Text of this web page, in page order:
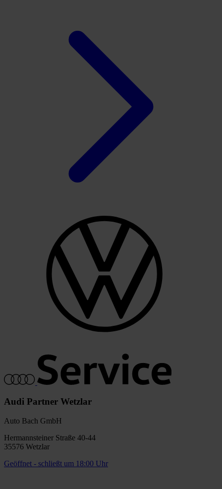
Audi Partner Wetzlar
Auto Bach GmbH
Hermannsteiner Straße 40-44
35576 Wetzlar
Geöffnet - schließt um 18:00 Uhr